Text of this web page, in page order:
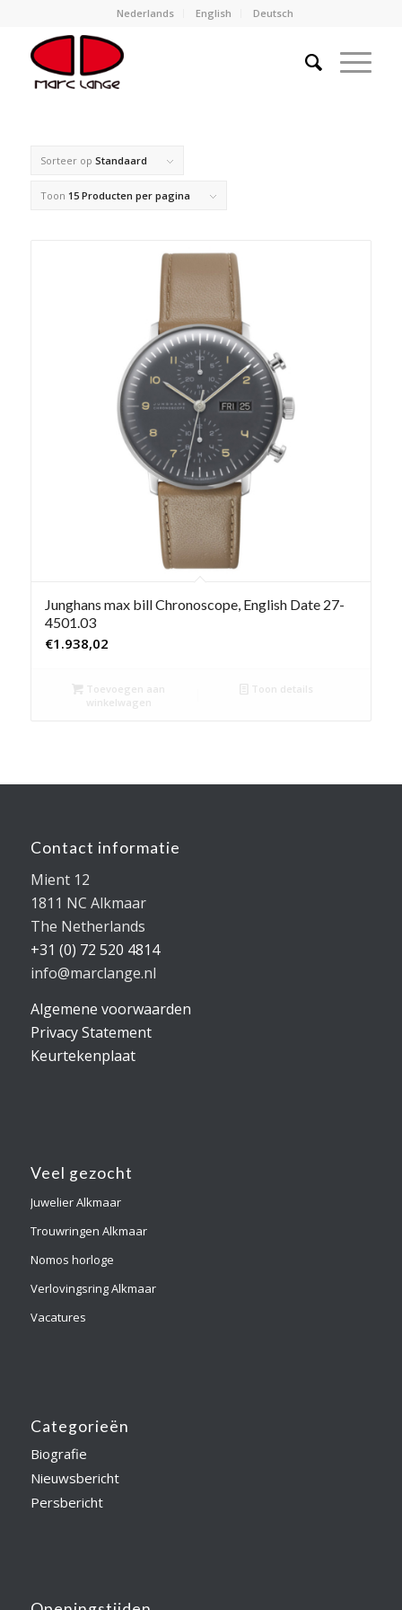
Nederlands English Deutsch
Sorteer op Standaard
Toon 15 Producten per pagina
Junghans max bill Chronoscope, English Date 27-
4501.03
€1.938,02
Toevoegen aan
winkelwagen
Toon details
Contact informatie
Mient 12
1811 NC Alkmaar
The Netherlands
+31 (0) 72 520 4814
info@marclange.nl
Algemene voorwaarden
Privacy Statement
Keurtekenplaat
Veel gezocht
Juwelier Alkmaar
Trouwringen Alkmaar
Nomos horloge
Verlovingsring Alkmaar
Vacatures
Categorieën
Biografie
Nieuwsbericht
Persbericht